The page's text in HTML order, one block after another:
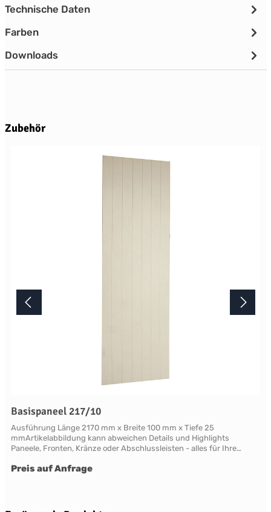
Technische Daten
Farben
Downloads
Produktgalerie überspringen
Zubehör
Basispaneel 217/10
Ausführung Länge 2170 mm x Breite 100 mm x Tiefe 25
mmArtikelabbildung kann abweichen Details und Highlights
Paneele, Fronten, Kränze oder Abschlussleisten - alles für Ihre
variablen Ausstattungen und DimensionenNahezu grenzenlose
dieser "handpainted" Oberflächen sind der matte Glanz und der
Preis auf Anfrage